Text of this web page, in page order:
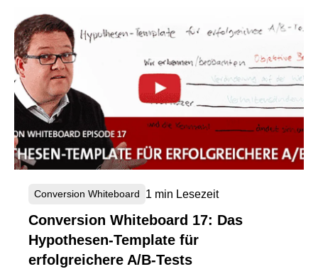
Conversion Whiteboard 1 min Lesezeit
Conversion Whiteboard 17: Das
Hypothesen-Template für
erfolgreichere A/B-Tests